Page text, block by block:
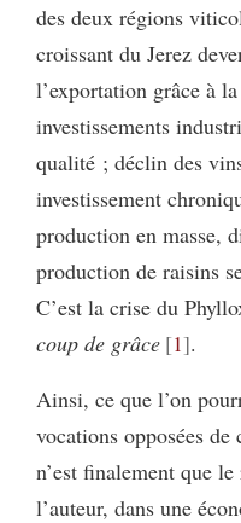
des deux régions
croissant du Jerez
l’exportation grâce à
investissements
qualité ; déclin des
investissement
production en masse,
production de raisins
C’est la crise du
coup de grâce 1 .
Ainsi, ce que l’on
vocations opposées
n’est finalement que
l’auteur, dans une